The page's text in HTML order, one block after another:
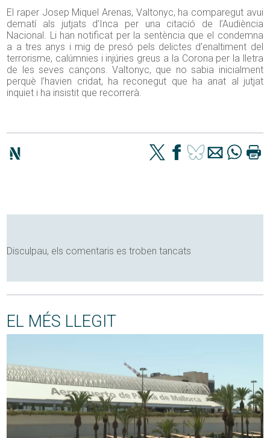
El raper Josep Miquel Arenas, Valtonyc, ha comparegut avui
dematí als jutjats d’Inca per una citació de l’Audiència
Nacional. Li han notificat per la sentència que el condemna
a a tres anys i mig de presó pels delictes d’enaltiment del
terrorisme, calúmnies i injúries greus a la Corona per la lletra
de les seves cançons. Valtonyc, que no sabia inicialment
perquè l’havien cridat, ha reconegut que ha anat al jutjat
inquiet i ha insistit que recorrerà.
Disculpau, els comentaris es troben tancats
EL MÉS LLEGIT